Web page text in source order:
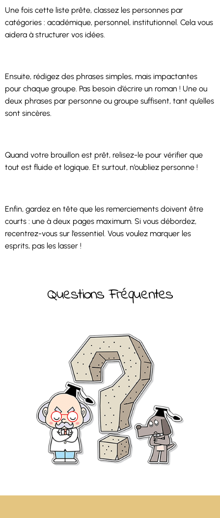
Une fois cette liste prête, classez les personnes par
catégories : académique, personnel, institutionnel. Cela vous
aidera à structurer vos idées.
Ensuite, rédigez des phrases simples, mais impactantes
pour chaque groupe. Pas besoin d’écrire un roman ! Une ou
deux phrases par personne ou groupe suffisent, tant qu’elles
sont sincères.
Quand votre brouillon est prêt, relisez-le pour vérifier que
tout est fluide et logique. Et surtout, n’oubliez personne !
Enfin, gardez en tête que les remerciements doivent être
courts : une à deux pages maximum. Si vous débordez,
recentrez-vous sur l’essentiel. Vous voulez marquer les
esprits, pas les lasser !
Questions Fréquentes